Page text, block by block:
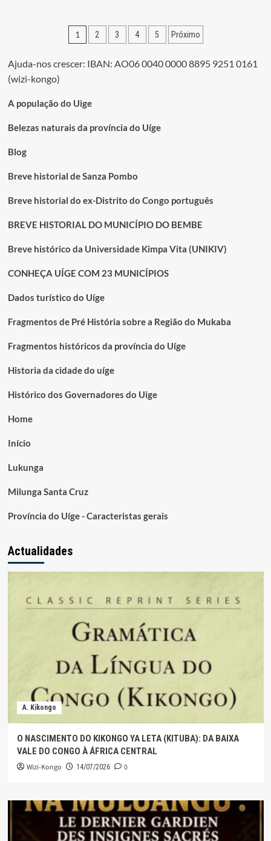
deficiência
grau
de
Paginação
dos
1 2 3 4 5 Próximo
Ajuda-nos crescer: IBAN: AO06 0040 0000 8895 9251 0161
(wizi-kongo)
A população do Uige
Belezas naturais da província do Uíge
Blog
Breve historial de Sanza Pombo
Breve historial do ex-Distrito do Congo português
BREVE HISTORIAL DO MUNICÍPIO DO BEMBE
Breve histórico da Universidade Kimpa Vita (UNIKIV)
CONHEÇA UÍGE COM 23 MUNICÍPIOS
Dados turístico do Uíge
Fragmentos de Pré História sobre a Região do Mukaba
Fragmentos históricos da província do Uíge
Historia da cidade do uíge
Histórico dos Governadores do Uige
Home
Início
Lukunga
Milunga Santa Cruz
Província do Uíge - Caracteristas gerais
Actualidades
A. Kikongo
O NASCIMENTO DO KIKONGO YA LETA (KITUBA): DA BAIXA
VALE DO CONGO À ÁFRICA CENTRAL
Wizi-Kongo 14/07/2026 0